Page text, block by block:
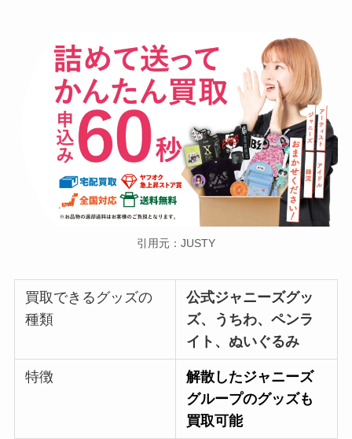
引用元：JUSTY
買取できるグッズの
種類
公式ジャニーズグッ
ズ、うちわ、ペンラ
イト、ぬいぐるみ
特徴
解散したジャニーズ
グループのグッズも
買取可能